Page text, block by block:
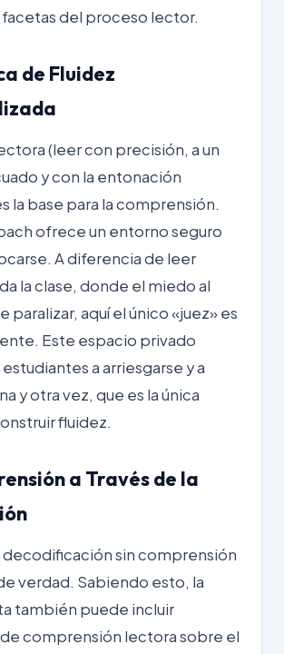
del proceso lector.
de Fluidez
(leer con precisión, a un
y con la entonación
la base para la comprensión.
ofrece un entorno seguro
A diferencia de leer
la clase, donde el miedo al
paralizar, aquí el único «juez» es
Este espacio privado
estudiantes a arriesgarse y a
y otra vez, que es la única
fluidez.
a Través de la
decodificación sin comprensión
verdad. Sabiendo esto, la
también puede incluir
comprensión lectora sobre el